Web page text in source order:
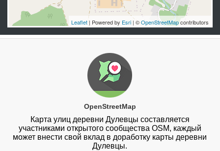
Leaflet| Powered by Esri | ©OpenStreetMapcontributors
OpenStreetMap
Карта улиц деревни Дулевцы составляется
участниками открытого сообщества OSM, каждый
может внести свой вклад в доработку карты деревни
Дулевцы.